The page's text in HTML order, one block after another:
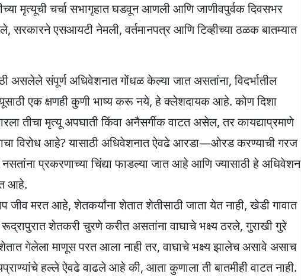
मृत्यूची चर्चा सभागृहात घडवून आणली आणि जाणीवपुर्वक दिवसभर
एसआयटी नेमली, वर्तमानपत्र आणि टिव्हीच्या ठळक बातम्यात
असलेले संपूर्ण अधिवेशनात गोंधळ केल्या जात असतांना, विदर्भातील
एक क्षणही कुणी भाष्य करू नये, हे क्लेशदायक आहे. कोण दिशा
तीचा मृत्यू अपघाती किंवा अनैसर्गीक वाटत असेल, तर कायद्याप्रमाणे
विरोध आहे? यासाठी अधिवेशनात ऐवढे आरडा—ओरड करण्याची गरज
नसतांना प्रकरणाच्या चिंद्या फाडल्या जात आहे आणि ज्यासाठी हे अधिवेशन
आहे.
जीव मरत आहे, शेतकर्यांना शेतात शेतीसाठी जाता येत नाही, खेडी गावात
शेतकरी चुरणे करीत असतांना वाघाचे भक्ष्य ठरले, गुराखी गुरे
गेलेला माणूस परत आला नाही तर, वाघाचे भक्ष्य झालेच असावे असाच
हल्ले ऐवढे वाढले आहे की, आता कुणाला ती बातमीही वाटत नाही.